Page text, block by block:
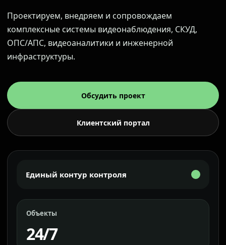
Проектируем, внедряем и сопровождаем
комплексные системы видеонаблюдения, СКУД,
ОПС/АПС, видеоаналитики и инженерной
инфраструктуры.
Обсудить проект
Клиентский портал
Единый контур контроля
Объекты
24/7